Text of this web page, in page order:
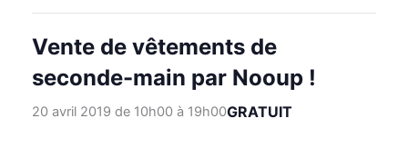
Vente de vêtements de
seconde-main par Nooup !
20 avril 2019 de 10h00à 19h00GRATUIT